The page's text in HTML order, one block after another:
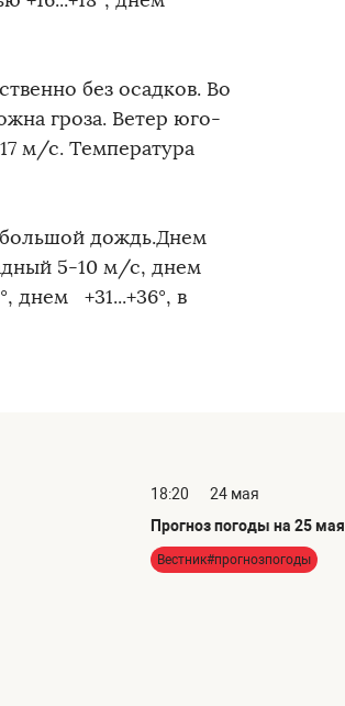
без осадков. Во
гроза. Ветер юго-
м/с. Температура
дождь.Днем
5-10 м/с, днем
днем +31...+36°, в
18:20
24 мая
Прогноз погоды на 25 мая
Вестник#прогнозпогоды